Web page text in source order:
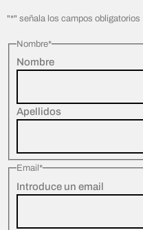
"*" señala los campos obligatorios
Nombre*
Nombre
Apellidos
Email *
Introduce un email